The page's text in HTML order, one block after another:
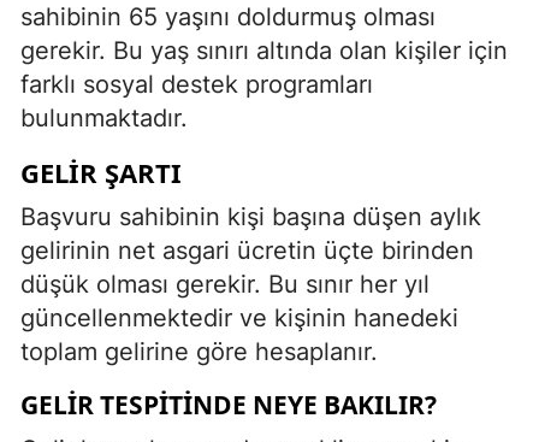
sahibinin 65 yaşını doldurmuş olması
gerekir. Bu yaş sınırı altında olan kişiler için
farklı sosyal destek programları
bulunmaktadır.
GELIR ŞARTI
Başvuru sahibinin kişi başına düşen aylık
gelirinin net asgari ücretin üçte birinden
düşük olması gerekir. Bu sınır her yıl
güncellenmektedir ve kişinin hanedeki
toplam gelirine göre hesaplanır.
GELIR TESPITINDE NEYE BAKILIR?